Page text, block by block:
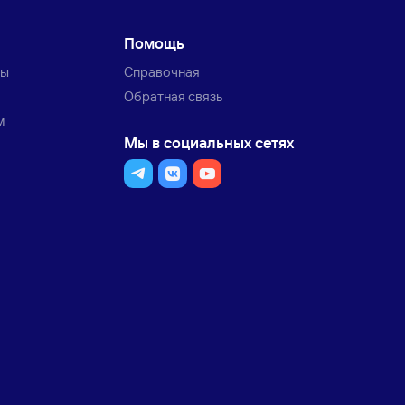
Помощь
Справочная
Обратная связь
Мы в социальных сетях